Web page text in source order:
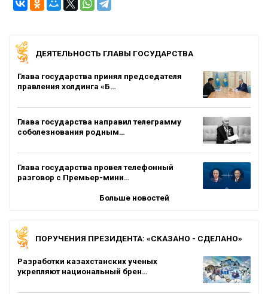
ДЕЯТЕЛЬНОСТЬ ГЛАВЫ ГОСУДАРСТВА
Глава государства принял председателя
правления холдинга «Б…
Глава государства направил телеграмму
соболезнования родным…
Глава государства провел телефонный
разговор с Премьер-мини…
Больше новостей
ПОРУЧЕНИЯ ПРЕЗИДЕНТА: «СКАЗАНО - СДЕЛАНО»
Разработки казахстанских ученых
укрепляют национальный брен…